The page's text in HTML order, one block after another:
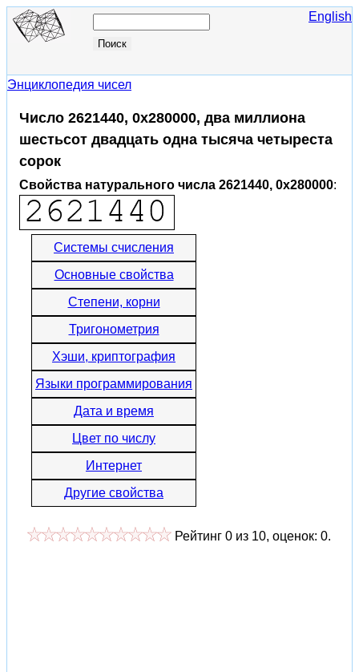
English
Энциклопедия чисел
Число 2621440, 0x280000, два миллиона
шестьсот двадцать одна тысяча четыреста
сорок
Свойства натурального числа 2621440, 0x280000:
Системы счисления
Основные свойства
Степени, корни
Тригонометрия
Хэши, криптография
Языки программирования
Дата и время
Цвет по числу
Интернет
Другие свойства
Рейтинг 0 из 10, оценок: 0.